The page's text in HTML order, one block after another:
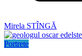
Mirela STÎNGĂ
Portrete